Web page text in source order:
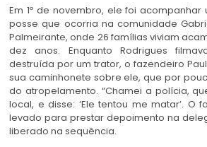
Em 1º de novembro, ele foi
posse que ocorria na comunidade
Palmeirante, onde 26 famílias viviam
dez anos. Enquanto Rodrigues
destruída por um trator, o fazendeiro
sua caminhonete sobre ele, que por
do atropelamento. “Chamei a polícia,
local, e disse: ‘Ele tentou me matar’. O
levado para prestar depoimento na
liberado na sequência.